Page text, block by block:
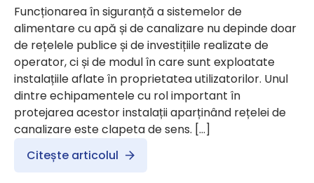
Funcționarea în siguranță a sistemelor de
alimentare cu apă și de canalizare nu depinde doar
de rețelele publice și de investițiile realizate de
operator, ci și de modul în care sunt exploatate
instalațiile aflate în proprietatea utilizatorilor. Unul
dintre echipamentele cu rol important în
protejarea acestor instalații aparținând rețelei de
canalizare este clapeta de sens. […]
Citește articolul